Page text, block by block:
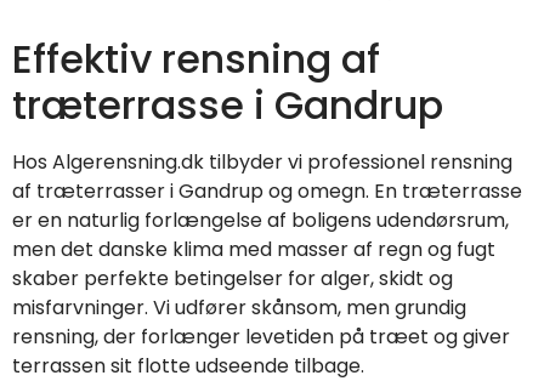
Effektiv rensning af
træterrasse i Gandrup
Hos Algerensning.dk tilbyder vi professionel rensning
af træterrasser i Gandrup og omegn. En træterrasse
er en naturlig forlængelse af boligens udendørsrum,
men det danske klima med masser af regn og fugt
skaber perfekte betingelser for alger, skidt og
misfarvninger. Vi udfører skånsom, men grundig
rensning, der forlænger levetiden på træet og giver
terrassen sit flotte udseende tilbage.